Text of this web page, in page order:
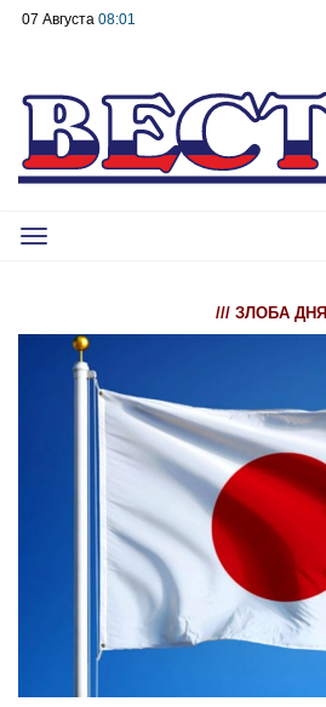
07 Августа 08:01
Toggle
/// ЗЛОБА ДНЯ